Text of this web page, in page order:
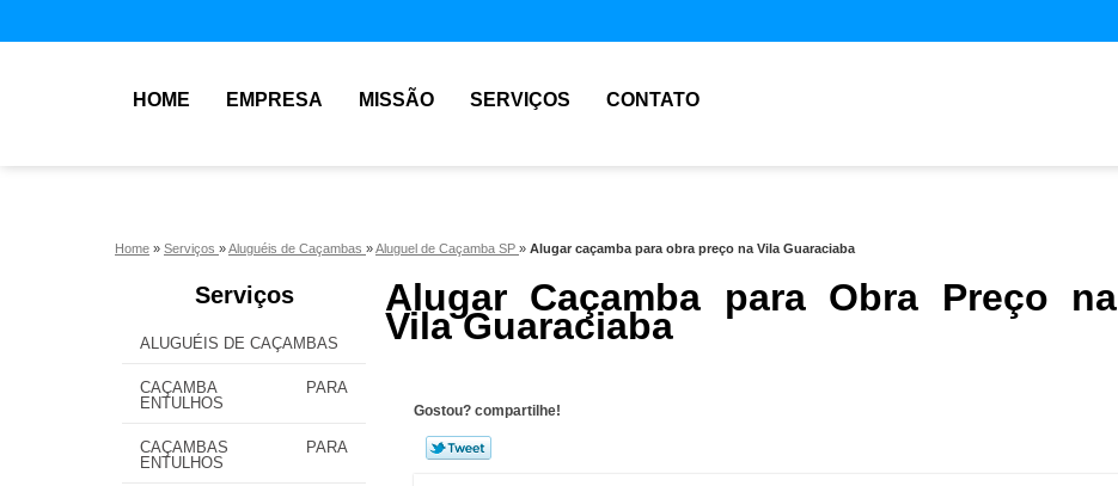
HOME EMPRESA MISSÃO SERVIÇOS CONTATO
Home » Serviços »Aluguéis de Caçambas »Aluguel de Caçamba SP » Alugar caçamba para obra preço na Vila Guaraciaba
Serviços
ALUGUÉIS DE CAÇAMBAS
CAÇAMBA PARA
ENTULHOS
CAÇAMBAS PARA
ENTULHOS
Alugar Caçamba para Obra Preço na
Vila Guaraciaba
Gostou? compartilhe!